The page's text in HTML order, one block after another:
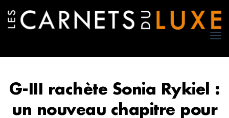
G-III rachète Sonia Rykiel :
un nouveau chapitre pour